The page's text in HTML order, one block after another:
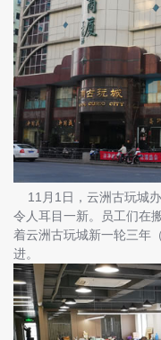
关
于
我
们
11月1日，云洲古玩城
令人耳目一新。员工们在
着云洲古玩城新一轮三年
进。